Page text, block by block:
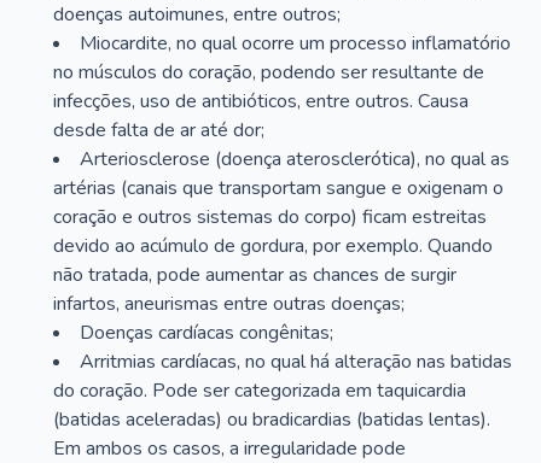
doenças autoimunes, entre outros;
Miocardite, no qual ocorre um processo inflamatório
no músculos do coração, podendo ser resultante de
infecções, uso de antibióticos, entre outros. Causa
desde falta de ar até dor;
Arteriosclerose (doença aterosclerótica), no qual as
artérias (canais que transportam sangue e oxigenam o
coração e outros sistemas do corpo) ficam estreitas
devido ao acúmulo de gordura, por exemplo. Quando
não tratada, pode aumentar as chances de surgir
infartos, aneurismas entre outras doenças;
Doenças cardíacas congênitas;
Arritmias cardíacas, no qual há alteração nas batidas
do coração. Pode ser categorizada em taquicardia
(batidas aceleradas) ou bradicardias (batidas lentas).
Em ambos os casos, a irregularidade pode